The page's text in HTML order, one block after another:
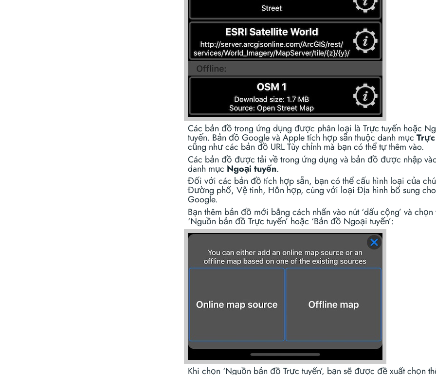
Các bản đồ trong ứng dụng được phân loại là Trực tuyến hoặc
tuyến. Bản đồ Google và Apple tích hợp sẵn thuộc danh mục
cũng như các bản đồ URL Tùy chỉnh mà bạn có thể tự thêm vào.
Các bản đồ được tải về trong ứng dụng và bản đồ được nhập
danh mục Ngoại tuyến.
Đối với các bản đồ tích hợp sẵn, bạn có thể cấu hình loại của
Đường phố, Vệ tinh, Hỗn hợp, cùng với loại Địa hình bổ sung
Google.
Bạn thêm bản đồ mới bằng cách nhấn vào nút ‘dấu cộng’ và chọn
‘Nguồn bản đồ Trực tuyến’ hoặc ‘Bản đồ Ngoại tuyến’:
Khi chọn ‘Nguồn bản đồ Trực tuyến’, bạn sẽ được đề xuất chọn